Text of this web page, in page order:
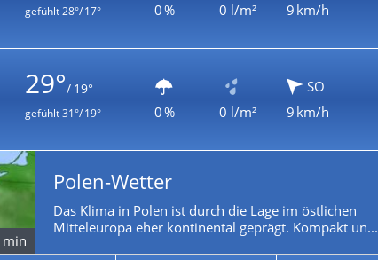
gefühlt28°/ 17° 0 % 0 l/m²
9 km/h
29°/ 19°
gefühlt31°/ 19° 0 % 0 l/m²
SO
9 km/h
Polen-Wetter
Das Klima in Polen ist durch die Lage im östlichen
Mitteleuropa eher kontinental geprägt. Kompakt un...